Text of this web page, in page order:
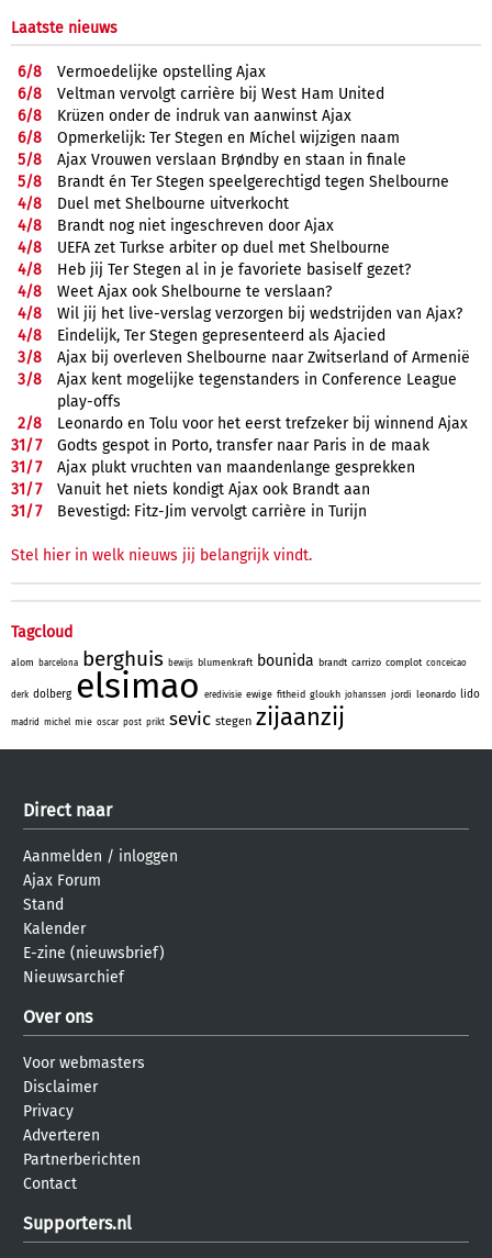
Laatste nieuws
6/8
Vermoedelijke opstelling Ajax
6/8
Veltman vervolgt carrière bij West Ham United
6/8
Krüzen onder de indruk van aanwinst Ajax
6/8
Opmerkelijk: Ter Stegen en Míchel wijzigen naam
5/8
Ajax Vrouwen verslaan Brøndby en staan in finale
5/8
Brandt én Ter Stegen speelgerechtigd tegen Shelbourne
4/8
Duel met Shelbourne uitverkocht
4/8
Brandt nog niet ingeschreven door Ajax
4/8
UEFA zet Turkse arbiter op duel met Shelbourne
4/8
Heb jij Ter Stegen al in je favoriete basiself gezet?
4/8
Weet Ajax ook Shelbourne te verslaan?
4/8
Wil jij het live-verslag verzorgen bij wedstrijden van Ajax?
4/8
Eindelijk, Ter Stegen gepresenteerd als Ajacied
3/8
Ajax bij overleven Shelbourne naar Zwitserland of Armenië
3/8
Ajax kent mogelijke tegenstanders in Conference League
play-offs
2/8
Leonardo en Tolu voor het eerst trefzeker bij winnend Ajax
31/7
Godts gespot in Porto, transfer naar Paris in de maak
31/7
Ajax plukt vruchten van maandenlange gesprekken
31/7
Vanuit het niets kondigt Ajax ook Brandt aan
31/7 Bevestigd: Fitz-Jim vervolgt carrière in Turijn
Stel hier in welk nieuws jij belangrijk vindt.
Tagcloud
alom barcelona berghuis bewijs blumenkraft bounida brandt carrizo complot conceicao
derk dolberg elsimao eredivisie ewige fitheid gloukh johanssen jordi leonardo lido
madrid michel mie oscar post prikt sevic stegen zijaanzij
Direct naar
Aanmelden / inloggen
Ajax Forum
Stand
Kalender
E-zine (nieuwsbrief)
Nieuwsarchief
Over ons
Voor webmasters
Disclaimer
Privacy
Adverteren
Partnerberichten
Contact
Supporters.nl